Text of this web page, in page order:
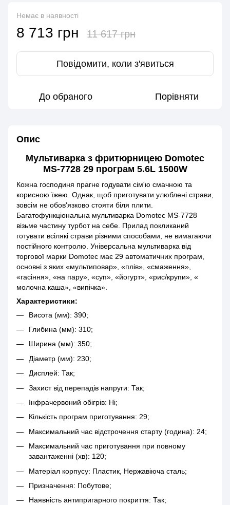
Немає в наявності
8 713 грн 11 617 грн
Повідомити, коли з'явиться
До обраного Порівняти
Опис
Мультиварка з фритюрницею Domotec
MS-7728 29 програм 5.6L 1500W
Кожна господиня прагне годувати сім'ю смачною та
корисною їжею. Однак, щоб приготувати улюблені страви,
зовсім не обов'язково стояти біля плити.
Багатофункціональна мультиварка Domotec MS-7728
візьме частину турбот на себе. Прилад покликаний
готувати всілякі страви різними способами, не вимагаючи
постійного контролю. Універсальна мультиварка від
торгової марки Domotec має 29 автоматичних програм,
основні з яких «мультиповар», «плів», «смаження»,
«гасіння», «на пару», «суп», «йогурт», «рис/крупи», «
молочна каша», «випічка».
Характеристики:
Висота (мм): 390;
Глибина (мм): 310;
Ширина (мм): 350;
Діаметр (мм): 230;
Дисплей: Так;
Захист від перепадів напруги: Так;
Інфрачервоний обігрів: Ні;
Кількість програм приготування: 29;
Максимальний час відстрочення старту (година): 24;
Максимальний час приготування при повному
завантаженні (хв): 120;
Матеріал корпусу: Пластик, Нержавіюча сталь;
Призначення: Побутове;
Наявність антипригарного покриття: Так;